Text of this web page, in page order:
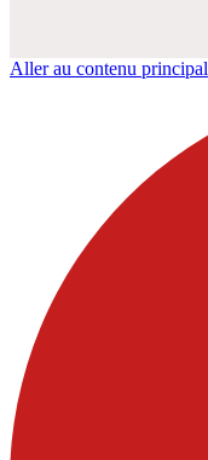
Aller au contenu principal